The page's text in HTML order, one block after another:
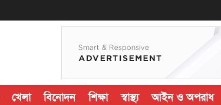
খেলা বিনোদন শিক্ষা স্বাস্থ্য আইন ও অপরাধ